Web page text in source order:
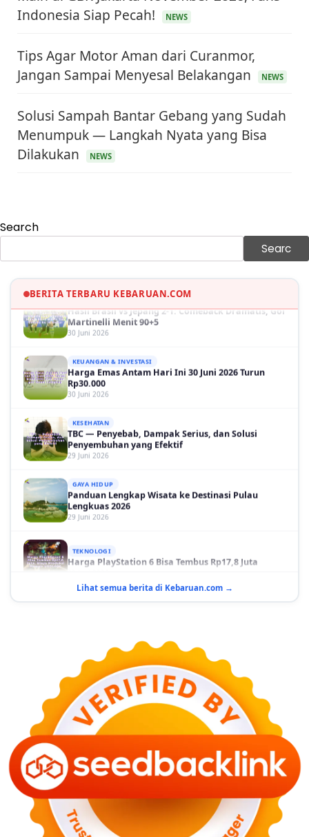
Indonesia Siap Pecah!
NEWS
Tips Agar Motor Aman dari Curanmor,
Jangan Sampai Menyesal Belakangan
NEWS
Solusi Sampah Bantar Gebang yang Sudah
Menumpuk — Langkah Nyata yang Bisa
Dilakukan
NEWS
Search
Searc
BERITA TERBARU KEBARUAN.COM
Sinopsis Film Marauders, Misteri Perampokan
30 Juni 2026
OLAH RAGA
Martinelli Menit 90+5
30 Juni 2026
Harga Emas Antam Hari Ini 30 Juni 2026 Turun
Rp30.000
30 Juni 2026
TBC — Penyebab, Dampak Serius, dan Solusi
Penyembuhan yang Efektif
29 Juni 2026
Panduan Lengkap Wisata ke Destinasi Pulau
Lengkuas 2026
29 Juni 2026
Harga PlayStation 6 Bisa Tembus Rp17,8 Juta
29 Juni 2026
KESEHATAN
Bahaya Memakai Softlens untuk Mata yang Jarang
Diketahui
29 Juni 2026
NASIONAL
PLN Kalimantan Lakukan Manajemen Beban
Harga Minyak Dunia Hari Ini Naik, WTI dan Brent
Sama-sama Menguat
30 Juni 2026
Lihat semua berita di Kebaruan.com →